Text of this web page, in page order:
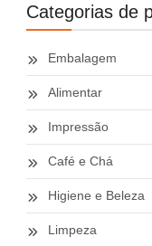
Categorias de
Embalagem
Alimentar
Impressão
Café e Chá
Higiene e Beleza
Limpeza